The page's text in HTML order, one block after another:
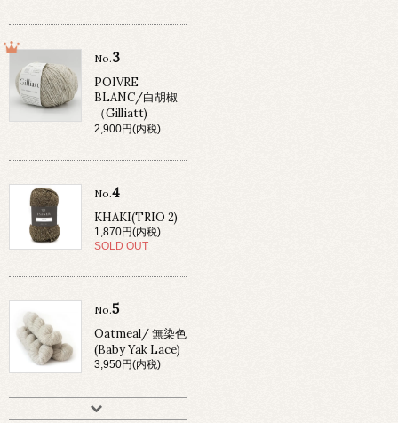
No.3
POIVRE
BLANC/白胡椒
（Gilliatt)
2,900円(内税)
No.4
KHAKI(TRIO 2)
1,870円(内税)
SOLD OUT
No.5
Oatmeal/ 無染色
(Baby Yak Lace)
3,950円(内税)